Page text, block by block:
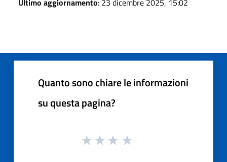
Quanto sono chiare le informazioni
su questa pagina?